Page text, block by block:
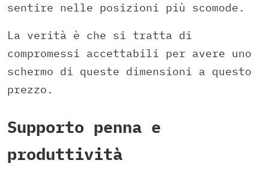
sentire nelle posizioni più scomode.
La verità è che si tratta di
compromessi accettabili per avere uno
schermo di queste dimensioni a questo
prezzo.
Supporto penna e
produttività